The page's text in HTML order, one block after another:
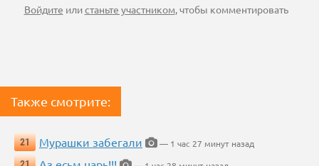
Войдите илистаньте участником, чтобы комментировать
Также смотрите:
21 Мурашки забегали
— 1 час 27 минут назад